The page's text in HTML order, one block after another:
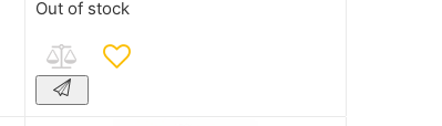
Out of stock